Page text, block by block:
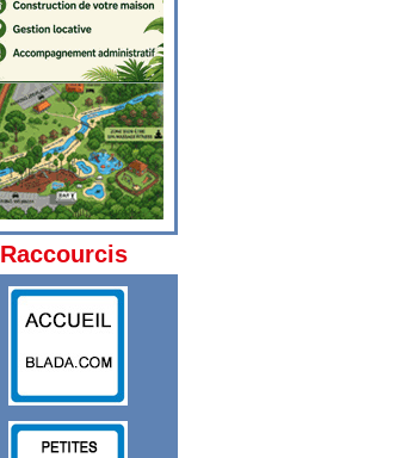
Raccourcis